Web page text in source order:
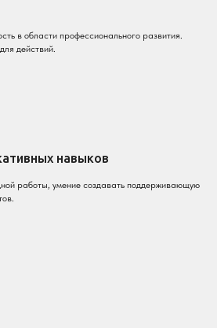
в области профессионального развития.
действий.
навыков
работы, умение создавать поддерживающую